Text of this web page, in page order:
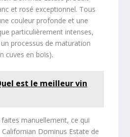
et rosé exceptionnel. Tous
couleur profonde et une
particulièrement intenses,
processus de maturation
cuves en bois).
est le meilleur vin
manuellement, ce qui
Dominus Estate de